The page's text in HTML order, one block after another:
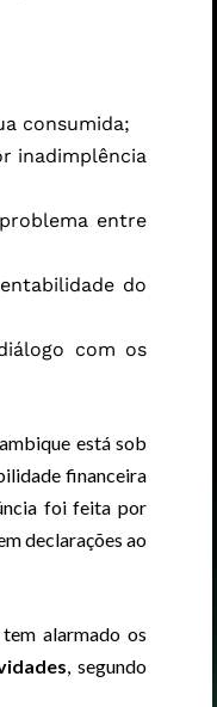
consumida;
inadimplência
entre
do
com os
está sob
financeira
foi feita por
declarações ao
alarmado os
, segundo